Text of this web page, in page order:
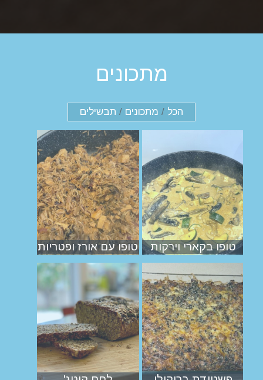
מתכונים
הכל / מתכונים / תבשילים
טופו בקארי וירקות טופו עם אורז ופטריות